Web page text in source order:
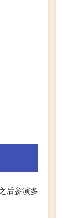
后参演多